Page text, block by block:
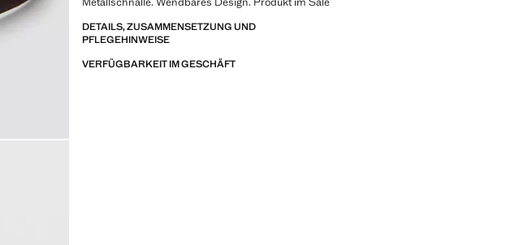
DETAILS, ZUSAMMENSETZUNG UND
PFLEGEHINWEISE
VERFÜGBARKEIT IM GESCHÄFT